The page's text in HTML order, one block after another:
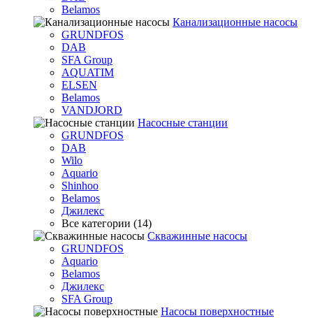
Belamos
Канализационные насосы
GRUNDFOS
DAB
SFA Group
AQUATIM
ELSEN
Belamos
VANDJORD
Насосные станции
GRUNDFOS
DAB
Wilo
Aquario
Shinhoo
Belamos
Джилекс
Все категории (14)
Скважинные насосы
GRUNDFOS
Aquario
Belamos
Джилекс
SFA Group
Насосы поверхностные